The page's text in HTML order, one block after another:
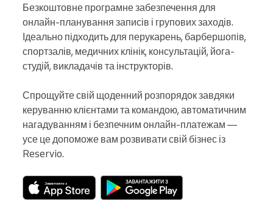
Безкоштовне програмне забезпечення для
онлайн-планування записів і групових заходів.
Ідеально підходить для перукарень, барбершопів,
спортзалів, медичних клінік, консультацій, йога-
студій, викладачів та інструкторів.
Спрощуйте свій щоденний розпорядок завдяки
керуванню клієнтами та командою, автоматичним
нагадуванням і безпечним онлайн-платежам —
усе це допоможе вам розвивати свій бізнес із
Reservio.